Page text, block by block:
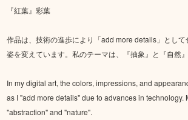
『紅葉』彩葉
作品は、技術の進歩により「add more details」とし
姿を変えています。私のテーマは、『抽象』と『自然』
In my digital art, the colors, impressions, and
as I "add more details" due to advances in technology.
"abstraction" and "nature".